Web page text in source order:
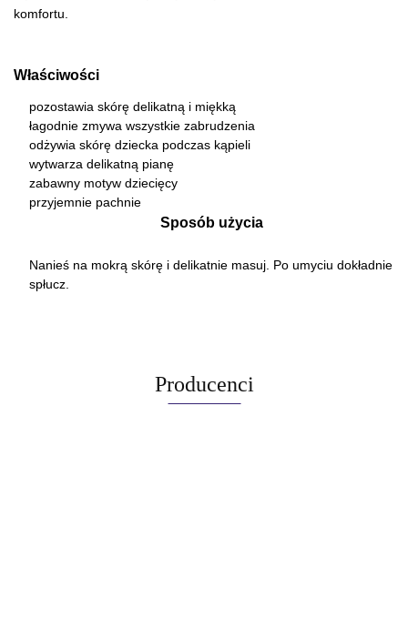
komfortu.
Właściwości
pozostawia skórę delikatną i miękką
łagodnie zmywa wszystkie zabrudzenia
odżywia skórę dziecka podczas kąpieli
wytwarza delikatną pianę
zabawny motyw dziecięcy
przyjemnie pachnie
Sposób użycia
Nanieś na mokrą skórę i delikatnie masuj. Po umyciu dokładnie
spłucz.
Producenci